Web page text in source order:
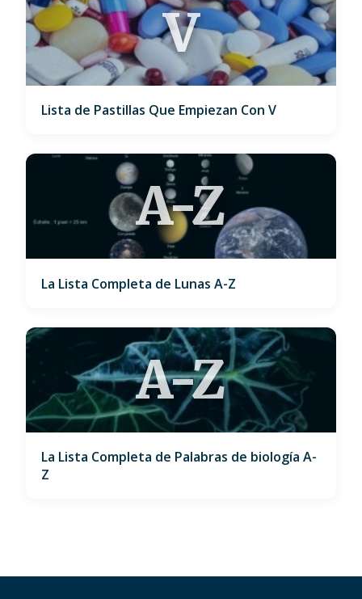
V
Lista de Pastillas Que Empiezan Con V
A-Z
La Lista Completa de Lunas A-Z
A-Z
La Lista Completa de Palabras de biología A-
Z